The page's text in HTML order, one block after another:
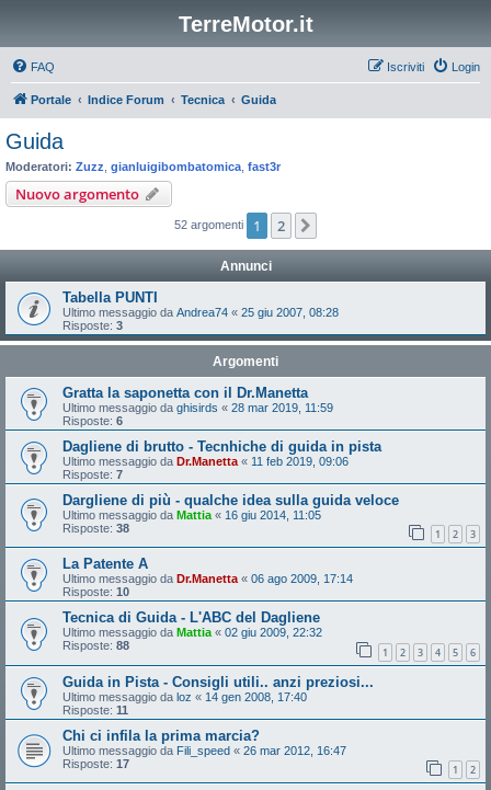
TerreMotor.it
FAQ Login
Iscriviti
Portale Indice Forum Tecnica Guida
Guida
Moderatori: Zuzz gianluigibombatomica fast3r
Nuovo argomento
52 argomenti 1 2
Annunci
Tabella PUNTI
Ultimo messaggio da Andrea74 « 25 giu 2007, 08:28
Risposte: 3
Argomenti
Gratta la saponetta con il Dr.Manetta
Ultimo messaggio da ghisirds « 28 mar 2019, 11:59
Risposte: 6
Dagliene di brutto - Tecnhiche di guida in pista
Ultimo messaggio da Dr.Manetta « 11 feb 2019, 09:06
Risposte: 7
Dargliene di più - qualche idea sulla guida veloce
Ultimo messaggio da Mattia « 16 giu 2014, 11:05
Risposte: 38 1 2 3
La Patente A
Ultimo messaggio da Dr.Manetta « 06 ago 2009, 17:14
Risposte: 10
Tecnica di Guida - L'ABC del Dagliene
Ultimo messaggio da Mattia « 02 giu 2009, 22:32
Risposte: 88 1 2 3 4 5 6
Guida in Pista - Consigli utili.. anzi preziosi...
Ultimo messaggio da loz « 14 gen 2008, 17:40
Risposte: 11
Chi ci infila la prima marcia?
Ultimo messaggio da Fili_speed « 26 mar 2012, 16:47
Risposte: 17 1 2